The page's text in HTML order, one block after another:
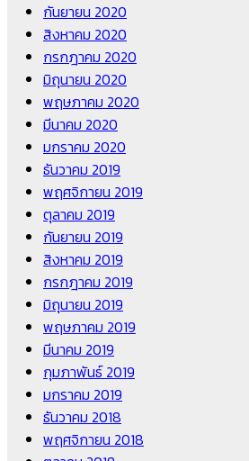
กันยายน 2020
สิงหาคม 2020
กรกฎาคม 2020
มิถุนายน 2020
พฤษภาคม 2020
มีนาคม 2020
มกราคม 2020
ธันวาคม 2019
พฤศจิกายน 2019
ตุลาคม 2019
กันยายน 2019
สิงหาคม 2019
กรกฎาคม 2019
มิถุนายน 2019
พฤษภาคม 2019
มีนาคม 2019
กุมภาพันธ์ 2019
มกราคม 2019
ธันวาคม 2018
พฤศจิกายน 2018